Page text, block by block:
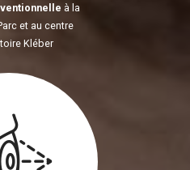
à la
et au centre
Kléber